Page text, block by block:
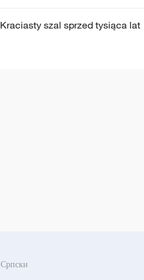
Kraciasty szal sprzed tysiąca lat
Српски